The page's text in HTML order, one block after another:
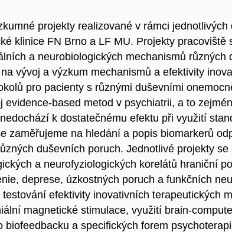
projekty realizované v rámci jednotlivých
klinice FN Brno a LF MU. Projekty pracoviště
a neurobiologických mechanismů různých
vývoj a výzkum mechanismů a efektivity
pro pacienty s různými duševními
evidence-based metod v psychiatrii, a to
k dostatečnému efektu při využití
zaměřujeme na hledání a popis biomarkerů
duševních poruch. Jednotlivé projekty
a neurofyziologických korelátů hraniční
deprese, úzkostných poruch a funkčních
efektivity inovativních terapeutických
magnetické stimulace, využití brain-
biofeedbacku a specifických forem